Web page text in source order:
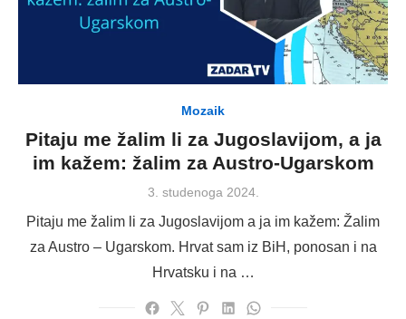
Mozaik
Pitaju me žalim li za Jugoslavijom, a ja
im kažem: žalim za Austro-Ugarskom
Posted
3. studenoga 2024.
Pitaju me žalim li za Jugoslavijom a ja im kažem: Žalim
za Austro – Ugarskom. Hrvat sam iz BiH, ponosan i na
Hrvatsku i na …